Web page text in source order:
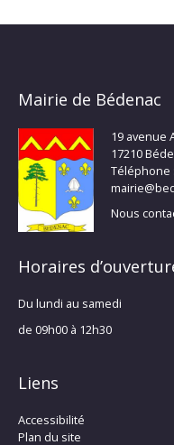
Mairie de Bédenac
19 avenue
17210
Téléphone
Nous
Horaires
Du lundi au samedi
de 09h00 à 12h30
Liens
Accessibilité
Plan du site